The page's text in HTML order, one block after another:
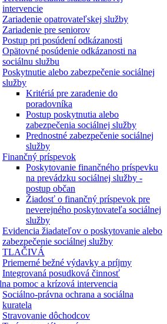
intervencie
Zariadenie opatrovateľskej služby
Zariadenie pre seniorov
Postup pri posúdení odkázanosti
Opätovné posúdenie odkázanosti na
sociálnu službu
Poskytnutie alebo zabezpečenie sociálnej
služby
Kritériá pre zaradenie do
poradovníka
Postup poskytnutia alebo
zabezpečenia sociálnej služby
Prednostné zabezpečenie sociálnej
služby
Finančný príspevok
Poskytovanie finančného príspevku
na prevádzku sociálnej služby -
postup občan
Žiadosť o finančný príspevok pre
neverejného poskytovateľa sociálnej
služby
Evidencia žiadateľov o poskytovanie alebo
zabezpečenie sociálnej služby
TLAČIVÁ
Priemerné bežné výdavky a príjmy
Integrovaná posudková činnosť
pomoc a krízová intervencia
Sociálno-právna ochrana a sociálna
kuratela
Stravovanie dôchodcov